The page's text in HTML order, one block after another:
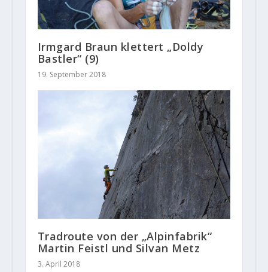
Irmgard Braun klettert „Doldy
Bastler“ (9)
19. September 2018
Tradroute von der „Alpinfabrik“
Martin Feistl und Silvan Metz
3. April 2018